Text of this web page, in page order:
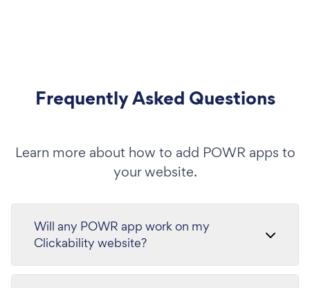
Frequently Asked Questions
Learn more about how to add POWR apps to
your website.
Will any POWR app work on my
Clickability website?